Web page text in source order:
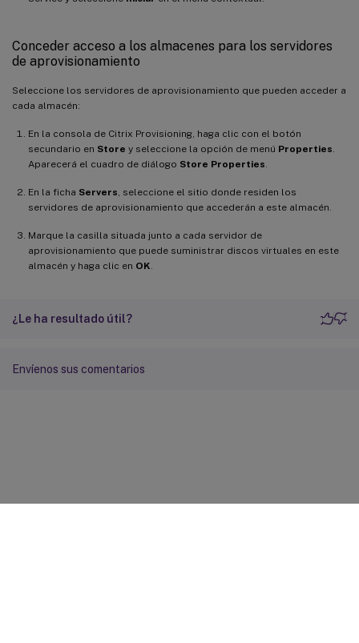
Conceder acceso a los almacenes para los servidores
de aprovisionamiento
Seleccione los servidores de aprovisionamiento que pueden acceder a
cada almacén:
En la consola de Citrix Provisioning, haga clic con el botón
secundario en Store y seleccione la opción de menú Properties
Aparecerá el cuadro de diálogo Store Properties
En la ficha Servers , seleccione el sitio donde residen los
servidores de aprovisionamiento que accederán a este almacén.
Marque la casilla situada junto a cada servidor de
aprovisionamiento que puede suministrar discos virtuales en este
almacén y haga clic en OK
¿Le ha resultado útil?
Envíenos sus comentarios